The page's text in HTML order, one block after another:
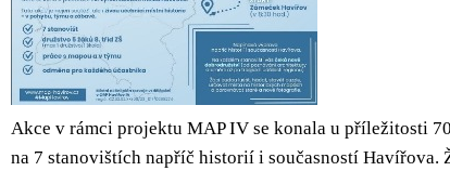
Akce v rámci projektu MAP IV se konala u příležitosti
na 7 stanovištích napříč historií i současností